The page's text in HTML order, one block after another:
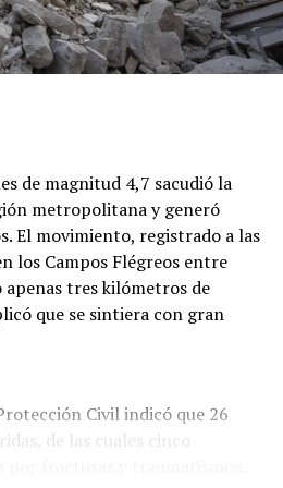
de magnitud 4,7 sacudió la
metropolitana y generó
El movimiento, registrado a las
los Campos Flégreos entre
tres kilómetros de
que se sintiera con gran
Civil indicó que 26
de las cuales cinco